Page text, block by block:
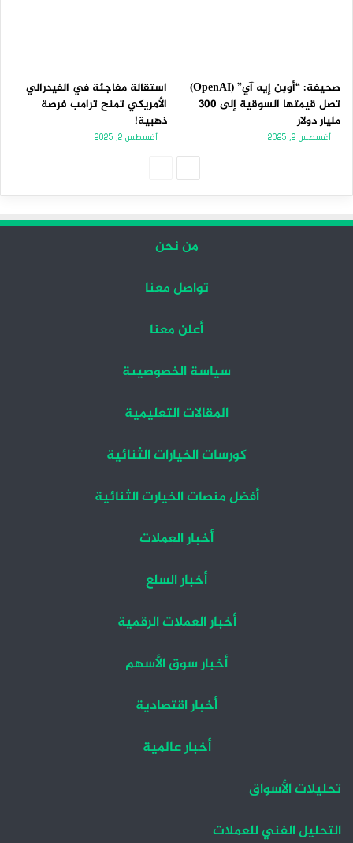
صحيفة: “أوبن إيه آي” (OpenAI)
تصل قيمتها السوقية إلى 300
مليار دولار
أغسطس 2, 2025
استقالة مفاجئة في الفيدرالي
الأمريكي تمنح ترامب فرصة
ذهبية!
أغسطس 2, 2025
من نحن
تواصل معنا
أعلن معنا
سياسة الخصوصيىة
المقالات التعليمية
كورسات الخيارات الثنائية
أفضل منصات الخيارت الثنائية
أخبار العملات
أخبار السلع
أخبار العملات الرقمية
أخبار سوق الأسهم
أخبار اقتصادية
أخبار عالمية
تحليلات الأسواق
التحليل الفني للعملات